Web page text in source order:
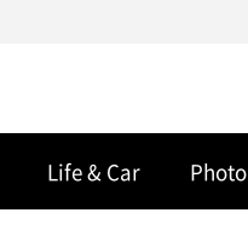
Life & Car Photo